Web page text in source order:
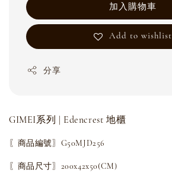
加入購物車
Add to wishlist
分享
GIMEI系列 | Edencrest 地櫃
〖商品編號〗G50MJD256
〖商品尺寸〗200x42x50(CM)